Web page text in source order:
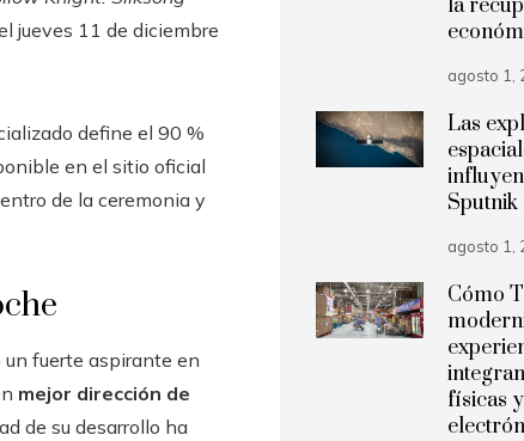
jueves 11 de diciembre
define el 90 %
en el sitio oficial
de la ceremonia y
fuerte aspirante en
mejor dirección de
de su desarrollo ha
la
agosto 1,
Las
Sputnik
agosto 1,
Cómo
físicas